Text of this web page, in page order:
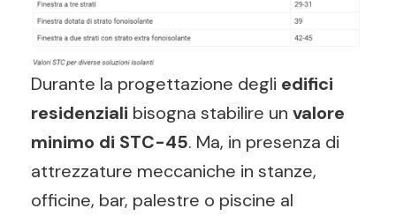
Durante la progettazione degli edifici
residenziali bisogna stabilire un valore
minimo di STC-45. Ma, in presenza di
attrezzature meccaniche in stanze,
officine, bar, palestre o piscine al